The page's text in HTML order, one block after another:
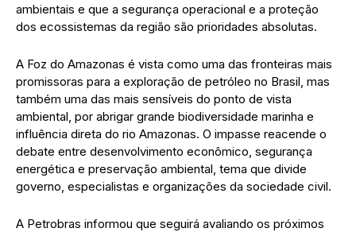
ambientais e que a segurança operacional e a proteção
dos ecossistemas da região são prioridades absolutas.
A Foz do Amazonas é vista como uma das fronteiras mais
promissoras para a exploração de petróleo no Brasil, mas
também uma das mais sensíveis do ponto de vista
ambiental, por abrigar grande biodiversidade marinha e
influência direta do rio Amazonas. O impasse reacende o
debate entre desenvolvimento econômico, segurança
energética e preservação ambiental, tema que divide
governo, especialistas e organizações da sociedade civil.
A Petrobras informou que seguirá avaliando os próximos